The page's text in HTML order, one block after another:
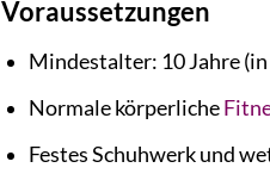
Voraussetzungen
Mindestalter: 10 Jahre
Normale körperliche
Festes Schuhwerk und